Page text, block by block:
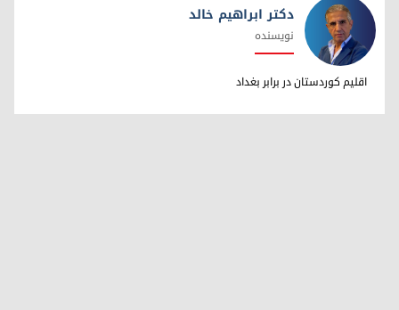
دکتر ابراهیم خالد
دکتر ابراهیم خالد
نویسنده
اقلیم کوردستان در برابر بغداد